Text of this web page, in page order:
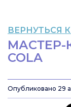
ВЕРНУТЬСЯ
МАСТЕР-
COLA
Опубликовано 29